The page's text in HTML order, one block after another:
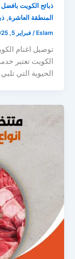
ذبائح الكويت بافضل
المنطقة العاشرة,
Eslam
/فبراير 5, 2025
توصيل اغنام
الكويت تعتبر
الحيوية التي تلبي